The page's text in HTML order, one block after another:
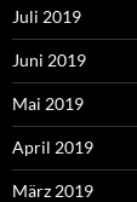
Juli 2019
Juni 2019
Mai 2019
April 2019
März 2019